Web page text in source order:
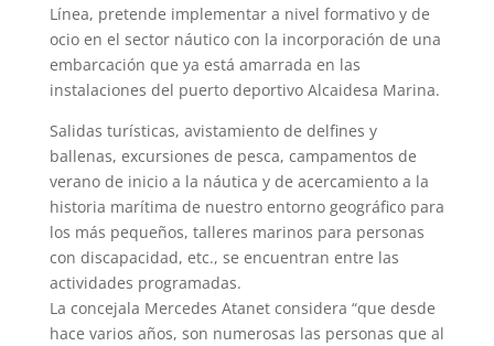
Línea, pretende implementar a nivel formativo y de
ocio en el sector náutico con la incorporación de una
embarcación que ya está amarrada en las
instalaciones del puerto deportivo Alcaidesa Marina.
Salidas turísticas, avistamiento de delfines y
ballenas, excursiones de pesca, campamentos de
verano de inicio a la náutica y de acercamiento a la
historia marítima de nuestro entorno geográfico para
los más pequeños, talleres marinos para personas
con discapacidad, etc., se encuentran entre las
actividades programadas.
La concejala Mercedes Atanet considera “que desde
hace varios años, son numerosas las personas que al